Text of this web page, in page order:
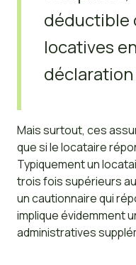
déductible
locatives
déclaration
Mais surtout, ces
que si le locataire
Typiquement un
trois fois supérieurs
un cautionnaire qui
implique évidemment
administratives